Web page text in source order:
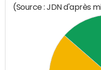
(Source : JDN d'après